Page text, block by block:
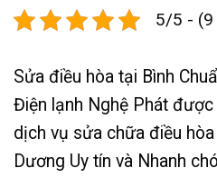
5/5 - (9
Sửa điều hòa tại Bình
Điện lạnh Nghệ Phát
dịch vụ sửa chữa điều
Dương Uy tín và Nhanh